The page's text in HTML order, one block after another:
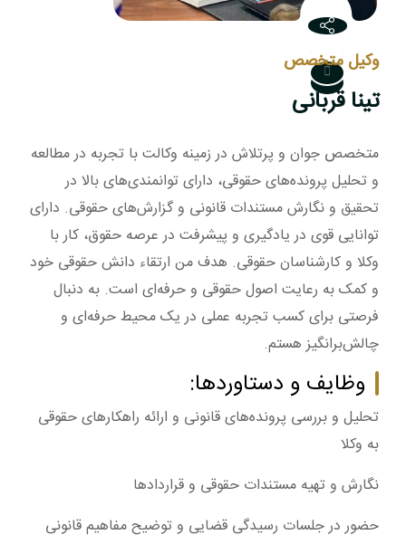
وکیل متخصص
تینا قربانی
متخصص جوان و پرتلاش در زمینه وکالت با تجربه در مطالعه
و تحلیل پرونده‌های حقوقی، دارای توانمندی‌های بالا در
تحقیق و نگارش مستندات قانونی و گزارش‌های حقوقی. دارای
توانایی قوی در یادگیری و پیشرفت در عرصه حقوق، کار با
وکلا و کارشناسان حقوقی. هدف من ارتقاء دانش حقوقی خود
و کمک به رعایت اصول حقوقی و حرفه‌ای است. به دنبال
فرصتی برای کسب تجربه عملی در یک محیط حرفه‌ای و
چالش‌برانگیز هستم.
وظایف و دستاوردها:
تحلیل و بررسی پرونده‌های قانونی و ارائه راهکارهای حقوقی
به وکلا
نگارش و تهیه مستندات حقوقی و قراردادها
حضور در جلسات رسیدگی قضایی و توضیح مفاهیم قانونی